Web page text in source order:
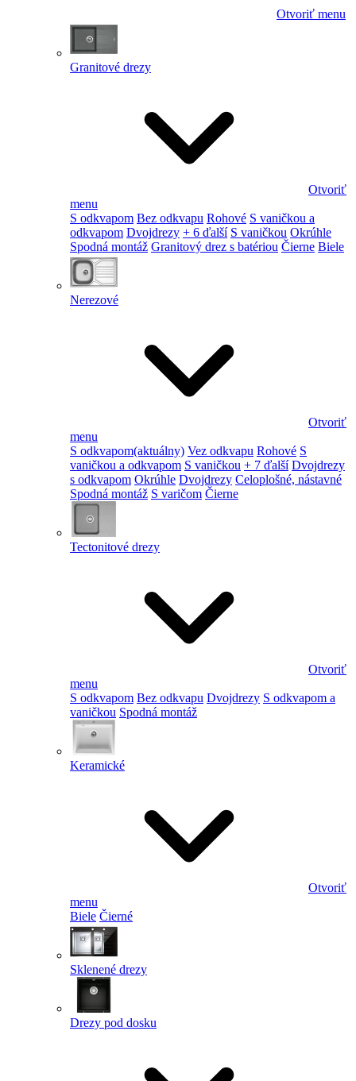
Otvoriť menu
Granitové drezy
Otvoriť
menu
S odkvapom Bez odkvapu Rohové S vaničkou a
odkvapom Dvojdrezy + 6 ďalší S vaničkou Okrúhle
Spodná montáž Granitový drez s batériou Čierne Biele
Nerezové
Otvoriť
menu
S odkvapom(aktuálny) Vez odkvapu Rohové S
vaničkou a odkvapom S vaničkou + 7 ďalší Dvojdrezy
s odkvapom Okrúhle Dvojdrezy Celoplošné, nástavné
Spodná montáž S varičom Čierne
Tectonitové drezy
Otvoriť
menu
S odkvapom Bez odkvapu Dvojdrezy S odkvapom a
vaničkou Spodná montáž
Keramické
Otvoriť
menu
Biele Čierné
Sklenené drezy
Drezy pod dosku